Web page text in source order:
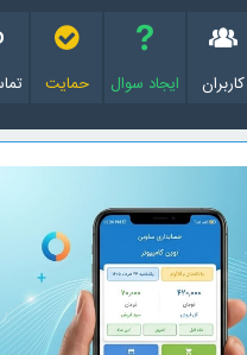
کاربران ایجاد سوال حمایت